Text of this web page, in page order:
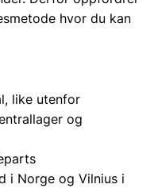
hvor du kan
like utenfor
og
i Norge og Vilnius i